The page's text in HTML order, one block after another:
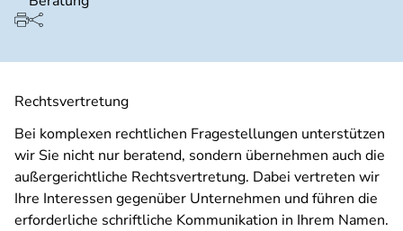
Rechtsvertretung
Bei komplexen rechtlichen Fragestellungen unterstützen
wir Sie nicht nur beratend, sondern übernehmen auch die
außergerichtliche Rechtsvertretung. Dabei vertreten wir
Ihre Interessen gegenüber Unternehmen und führen die
erforderliche schriftliche Kommunikation in Ihrem Namen.